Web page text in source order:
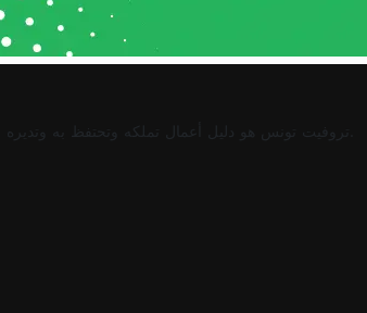
تروفيت تونس هو دليل أعمال تملكه وتحتفظ به وتديره